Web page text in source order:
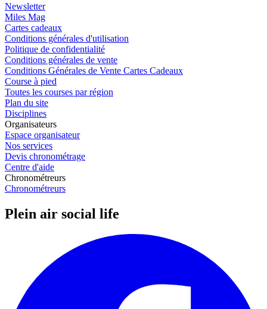
Newsletter
Miles Mag
Cartes cadeaux
Conditions générales d'utilisation
Politique de confidentialité
Conditions générales de vente
Conditions Générales de Vente Cartes Cadeaux
Course à pied
Toutes les courses par région
Plan du site
Disciplines
Organisateurs
Espace organisateur
Nos services
Devis chronométrage
Centre d'aide
Chronométreurs
Chronométreurs
Plein air social life